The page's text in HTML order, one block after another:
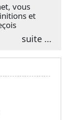
vous
et
et
plus
suite ...